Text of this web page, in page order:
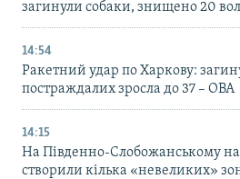
загинули собаки, знищено 20
14:54
Ракетний удар по Харкову:
постраждалих зросла до 37 – ОВА
14:15
На Південно-Слобожанському
створили кілька «невеликих»